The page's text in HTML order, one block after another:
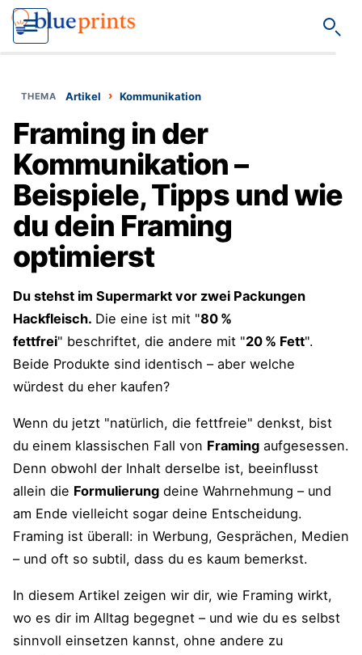
Artikel › Kommunikation
Framing in der
Kommunikation –
Beispiele, Tipps und wie
du dein Framing
optimierst
Du stehst im Supermarkt vor zwei Packungen
Hackfleisch. Die eine ist mit "80 %
fettfrei" beschriftet, die andere mit "20 % Fett".
Beide Produkte sind identisch – aber welche
würdest du eher kaufen?
Wenn du jetzt "natürlich, die fettfreie" denkst, bist
du einem klassischen Fall von Framing aufgesessen.
Denn obwohl der Inhalt derselbe ist, beeinflusst
allein die Formulierung deine Wahrnehmung – und
am Ende vielleicht sogar deine Entscheidung.
Framing ist überall: in Werbung, Gesprächen, Medien
– und oft so subtil, dass du es kaum bemerkst.
In diesem Artikel zeigen wir dir, wie Framing wirkt,
wo es dir im Alltag begegnet – und wie du es selbst
sinnvoll einsetzen kannst, ohne andere zu